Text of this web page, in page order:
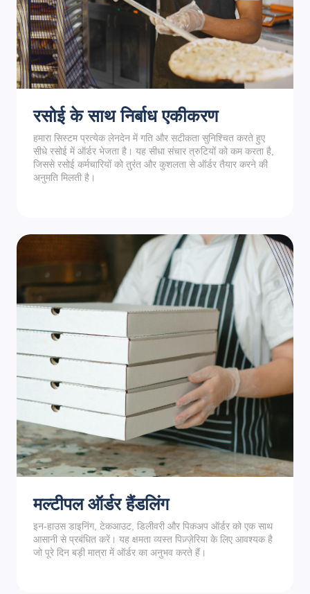
रसोई के साथ निर्बाध एकीकरण
हमारा सिस्टम प्रत्येक लेनदेन में गति और सटीकता सुनिश्चित करते हुए
सीधे रसोई में ऑर्डर भेजता है। यह सीधा संचार त्रुटियों को कम करता है,
जिससे रसोई कर्मचारियों को तुरंत और कुशलता से ऑर्डर तैयार करने की
अनुमति मिलती है।
मल्टीपल ऑर्डर हैंडलिंग
इन-हाउस डाइनिंग, टेकआउट, डिलीवरी और पिकअप ऑर्डर को एक साथ
आसानी से प्रबंधित करें। यह क्षमता व्यस्त पिज़्ज़ेरिया के लिए आवश्यक है
जो पूरे दिन बड़ी मात्रा में ऑर्डर का अनुभव करते हैं।